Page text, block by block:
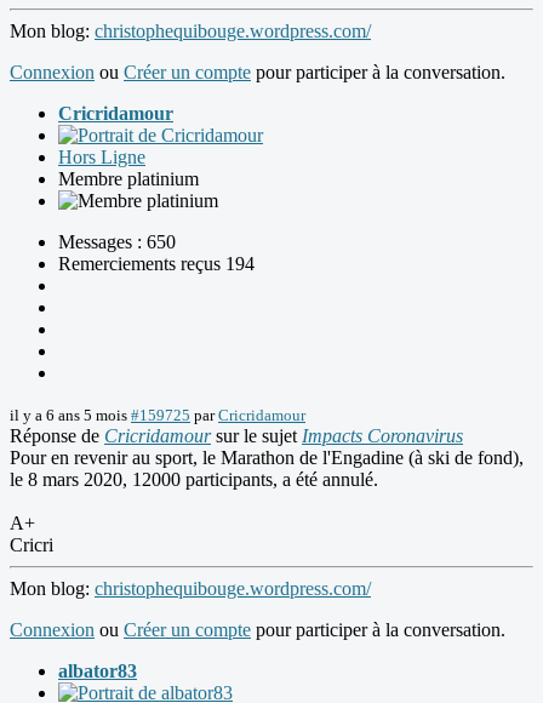
Mon blog: christophequibouge.wordpress.com/
Connexion ou Créer un compte pour participer à la conversation.
Cricridamour
Hors Ligne
Membre platinium
Messages : 650
Remerciements reçus 194
il y a 6 ans 5 mois #159725 parCricridamour
Réponse de Cricridamoursur le sujet Impacts Coronavirus
Pour en revenir au sport, le Marathon de l'Engadine (à ski de fond),
le 8 mars 2020, 12000 participants, a été annulé.
A+
Cricri
Mon blog: christophequibouge.wordpress.com/
Connexion ou Créer un compte pour participer à la conversation.
albator83